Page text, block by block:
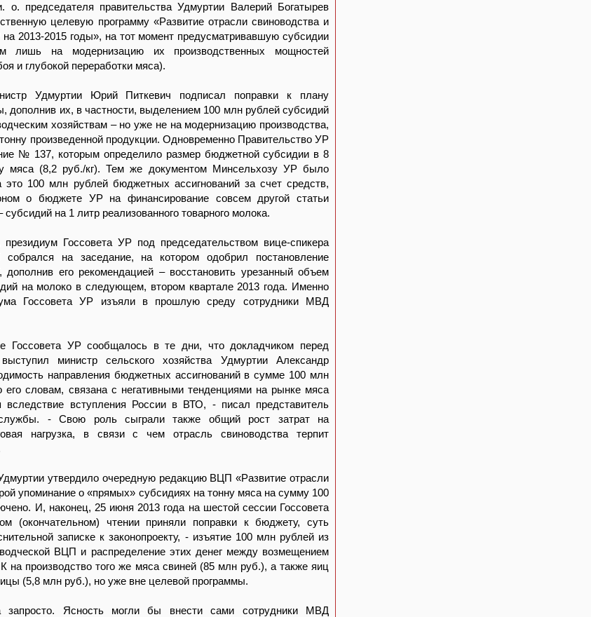
о. председателя правительства Удмуртии Валерий Богатырев
целевую программу «Развитие отрасли свиноводства и
2013-2015 годы», на тот момент предусматривавшую субсидии
лишь на модернизацию их производственных мощностей
и глубокой переработки мяса).
Удмуртии Юрий Питкевич подписал поправки к плану
дополнив их, в частности, выделением 100 млн рублей субсидий
хозяйствам – но уже не на модернизацию производства,
произведенной продукции. Одновременно Правительство УР
№ 137, которым определило размер бюджетной субсидии в 8
мяса (8,2 руб./кг). Тем же документом Минсельхозу УР было
это 100 млн рублей бюджетных ассигнований за счет средств,
о бюджете УР на финансирование совсем другой статьи
на 1 литр реализованного товарного молока.
Госсовета УР под председательством вице-спикера
собрался на заседание, на котором одобрил постановление
его рекомендацией – восстановить урезанный объем
на молоко в следующем, втором квартале 2013 года. Именно
Госсовета УР изъяли в прошлую среду сотрудники МВД
Госсовета УР сообщалось в те дни, что докладчиком перед
министр сельского хозяйства Удмуртии Александр
направления бюджетных ассигнований в сумме 100 млн
его словам, связана с негативными тенденциями на рынке мяса
вследствие вступления России в ВТО, - писал представитель
службы. - Свою роль сыграли также общий рост затрат на
нагрузка, в связи с чем отрасль свиноводства терпит
утвердило очередную редакцию ВЦП «Развитие отрасли
упоминание о «прямых» субсидиях на тонну мяса на сумму 100
И, наконец, 25 июня 2013 года на шестой сессии Госсовета
(окончательном) чтении приняли поправки к бюджету, суть
записке к законопроекту, - изъятие 100 млн рублей из
ВЦП и распределение этих денег между возмещением
на производство того же мяса свиней (85 млн руб.), а также яиц
(5,8 млн руб.), но уже вне целевой программы.
запросто. Ясность могли бы внести сами сотрудники МВД